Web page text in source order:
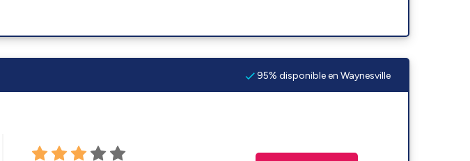
95% disponible en Waynesville